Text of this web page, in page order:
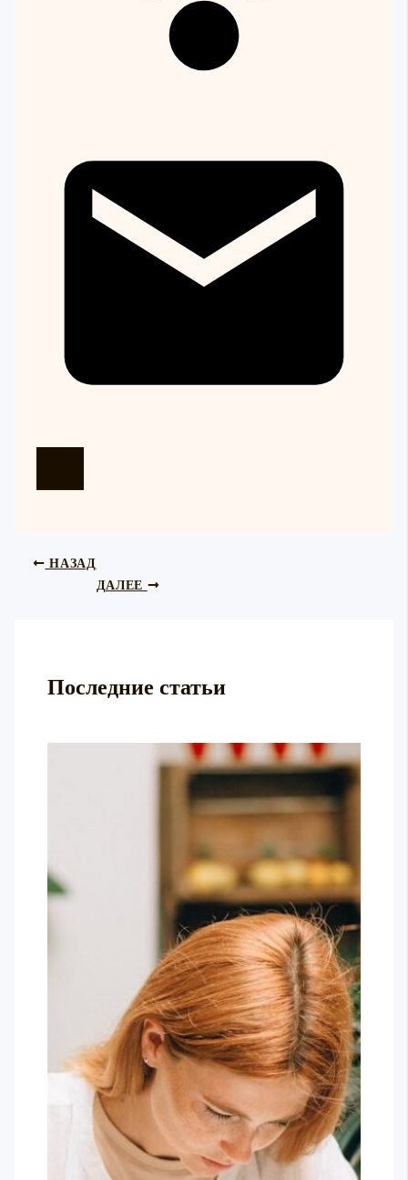
НАЗАД
ДАЛЕЕ
Последние статьи